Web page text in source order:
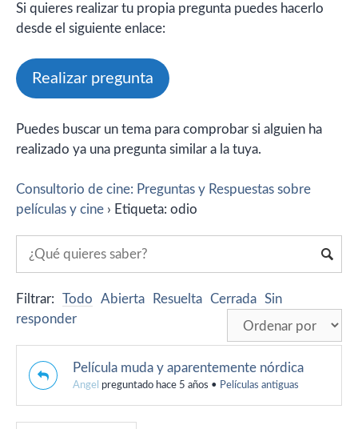
Si quieres realizar tu propia pregunta puedes hacerlo
desde el siguiente enlace:
Realizar pregunta
Puedes buscar un tema para comprobar si alguien ha
realizado ya una pregunta similar a la tuya.
Consultorio de cine: Preguntas y Respuestas sobre
películas y cine › Etiqueta: odio
Filtrar: Todo Abierta Resuelta Cerrada Sin
responder
Película muda y aparentemente nórdica
Angel preguntado hace 5 años • Películas antiguas